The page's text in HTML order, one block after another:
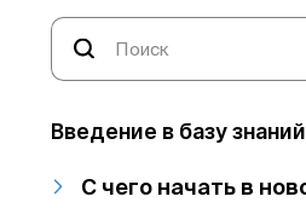
Введение в базу знаний
С чего начать в